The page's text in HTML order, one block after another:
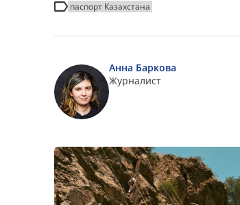
паспорт Казахстана
Анна Баркова
Журналист